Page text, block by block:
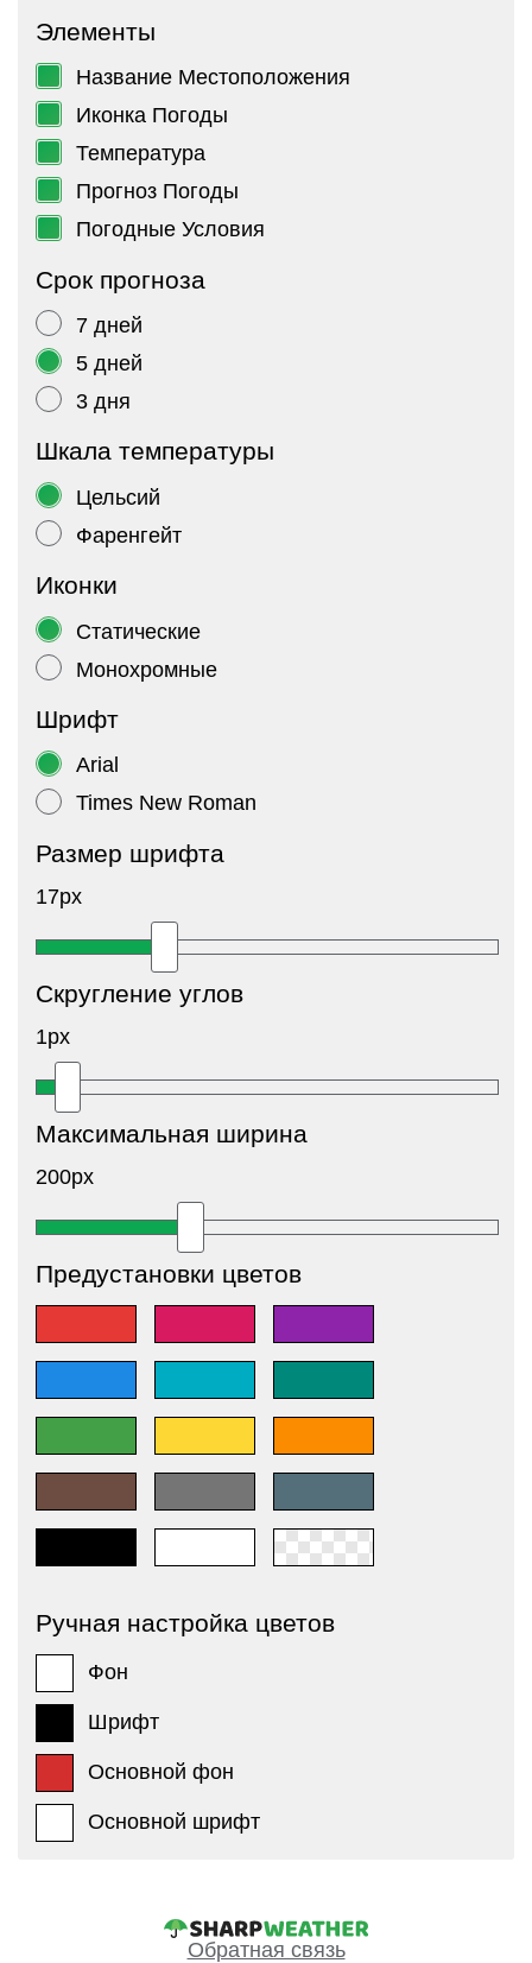
Элементы
Название Местоположения
Иконка Погоды
Температура
Прогноз Погоды
Погодные Условия
Срок прогноза
7 дней
5 дней
3 дня
Шкала температуры
Цельсий
Фаренгейт
Иконки
Статические
Монохромные
Шрифт
Arial
Times New Roman
Размер шрифта
17px
Скругление углов
1px
Максимальная ширина
200px
Предустановки цветов
Ручная настройка цветов
Фон
Шрифт
Основной фон
Основной шрифт
Обратная связь